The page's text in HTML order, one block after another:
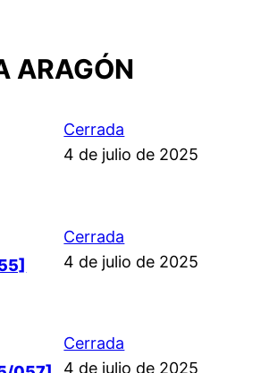
ARAGÓN
Cerrada
4 de julio de 2025
Cerrada
4 de julio de 2025
Cerrada
4 de julio de 2025